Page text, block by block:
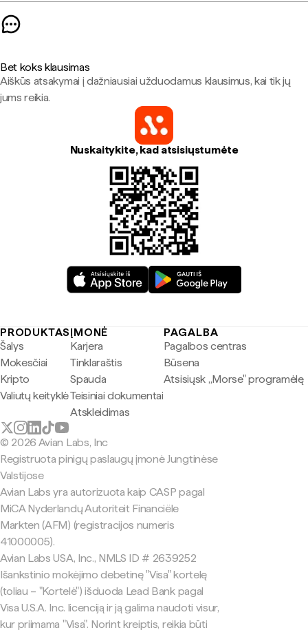
Bet koks klausimas
Aiškūs atsakymai į dažniausiai užduodamus klausimus, kai tik jų
jums reikia.
Nuskaitykite, kad atsisiųstumėte
PRODUKTAS
Šalys
Mokesčiai
Kripto
Valiutų keityklė
ĮMONĖ
Karjera
Tinklaraštis
Spauda
Teisiniai dokumentai
Atskleidimas
PAGALBA
Pagalbos centras
Būsena
Atsisiųsk „Morse" programėlę
© 2026 Avian Labs, Inc
Registruota pinigų paslaugų įmonė Jungtinėse
Valstijose
Avian Labs yra autorizuota kaip CASP pagal
MiCA Nyderlandų Autoriteit Financiële
Markten (AFM) (registracijos numeris
41000005).
Avian Labs USA, Inc., NMLS ID # 2639252
Išankstinio mokėjimo debetinę "Visa" kortelę
(toliau – "Kortelė") išduoda Lead Bank pagal
Visa U.S.A. Inc. licenciją ir ją galima naudoti visur,
kur priimama "Visa". Norint kreiptis, reikia būti